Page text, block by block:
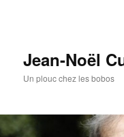
Jean-Noël
Un plouc chez les bobos